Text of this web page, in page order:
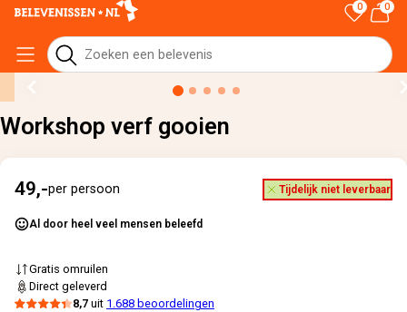
0 0
› Workshop verf gooien
Workshop verf gooien
49,-per persoon Tijdelijk niet leverbaar
Al door heel veel mensen beleefd
Gratis omruilen
Direct geleverd
8,7 uit 1.688 beoordelingen